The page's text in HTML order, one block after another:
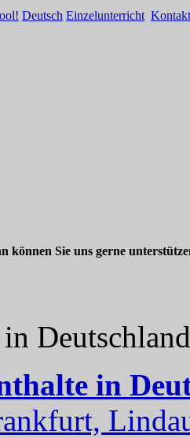
Deutsch Einzelunterricht Kontakt
können Sie uns gerne
in
in